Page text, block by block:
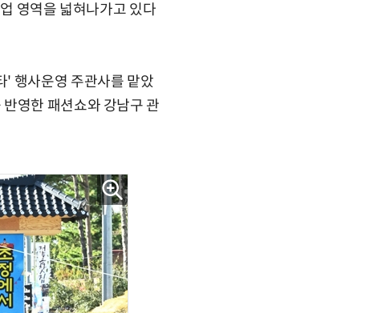
영역을 넓혀나가고 있다
' 행사운영 주관사를 맡았
영한 패션쇼와 강남구 관